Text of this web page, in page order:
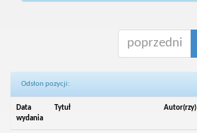
poprzedni
Odsłon pozycji:
Data
wydania
Tytuł Autor(rzy)